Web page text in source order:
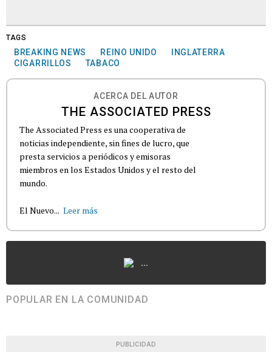
TAGS
BREAKING NEWS REINO UNIDO
INGLATERRA
CIGARRILLOS
TABACO
ACERCA DEL AUTOR
THE ASSOCIATED PRESS
The Associated Press es una cooperativa de
noticias independiente, sin fines de lucro, que
presta servicios a periódicos y emisoras
miembros en los Estados Unidos y el resto del
mundo.
El Nuevo... Leer más
...
POPULAR EN LA COMUNIDAD
PUBLICIDAD